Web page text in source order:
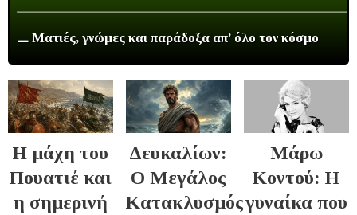
⚊ Ματιές, γνώμες και παράδοξα απ’ όλο τον κόσμο
Η μάχη του
Πουατιέ και
η σημερινή
Δευκαλίων:
Ο Μεγάλος
Κατακλυσμός
Μάρω
Κοντού: Η
γυναίκα που